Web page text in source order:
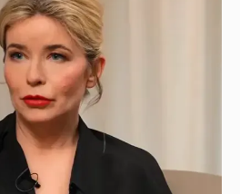
Арно рассказала, как
после рождения